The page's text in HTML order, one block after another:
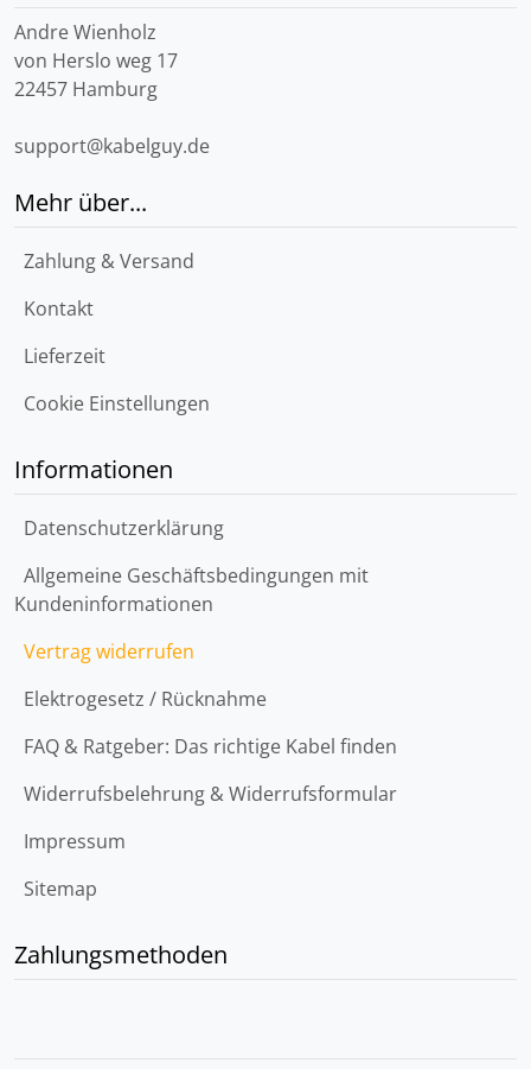
Andre Wienholz
von Herslo weg 17
22457 Hamburg
support@kabelguy.de
Mehr über...
Zahlung & Versand
Kontakt
Lieferzeit
Cookie Einstellungen
Informationen
Datenschutzerklärung
Allgemeine Geschäftsbedingungen mit
Kundeninformationen
Vertrag widerrufen
Elektrogesetz / Rücknahme
FAQ & Ratgeber: Das richtige Kabel finden
Widerrufsbelehrung & Widerrufsformular
Impressum
Sitemap
Zahlungsmethoden